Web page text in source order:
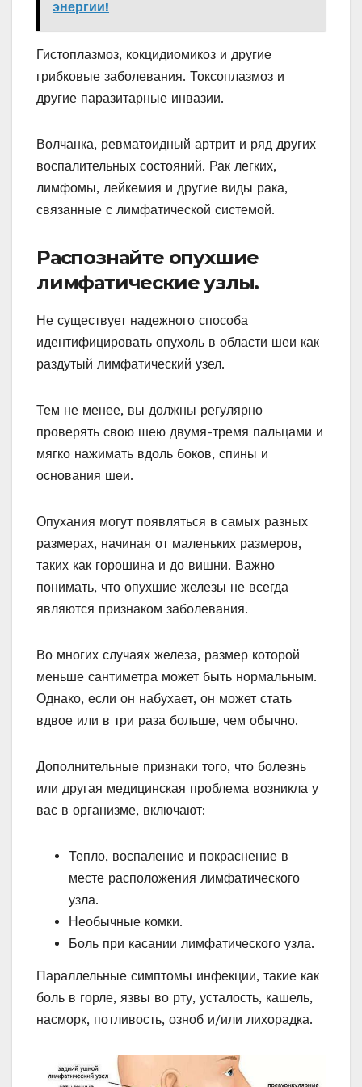
энергии!
Гистоплазмоз, кокцидиомикоз и другие
грибковые заболевания. Токсоплазмоз и
другие паразитарные инвазии.
Волчанка, ревматоидный артрит и ряд других
воспалительных состояний. Рак легких,
лимфомы, лейкемия и другие виды рака,
связанные с лимфатической системой.
Распознайте опухшие
лимфатические узлы.
Не существует надежного способа
идентифицировать опухоль в области шеи как
раздутый лимфатический узел.
Тем не менее, вы должны регулярно
проверять свою шею двумя-тремя пальцами и
мягко нажимать вдоль боков, спины и
основания шеи.
Опухания могут появляться в самых разных
размерах, начиная от маленьких размеров,
таких как горошина и до вишни. Важно
понимать, что опухшие железы не всегда
являются признаком заболевания.
Во многих случаях железа, размер которой
меньше сантиметра может быть нормальным.
Однако, если он набухает, он может стать
вдвое или в три раза больше, чем обычно.
Дополнительные признаки того, что болезнь
или другая медицинская проблема возникла у
вас в организме, включают:
Тепло, воспаление и покраснение в
месте расположения лимфатического
узла.
Необычные комки.
Боль при касании лимфатического узла.
Параллельные симптомы инфекции, такие как
боль в горле, язвы во рту, усталость, кашель,
насморк, потливость, озноб и/или лихорадка.